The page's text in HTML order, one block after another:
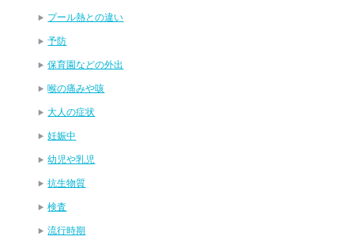
プール熱との違い
予防
保育園などの外出
喉の痛みや咳
大人の症状
妊娠中
幼児や乳児
抗生物質
検査
流行時期